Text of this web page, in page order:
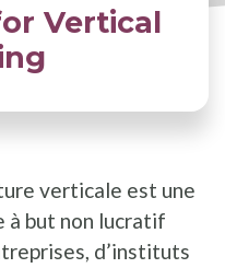
Vertical
verticale est une
à but non lucratif
d’instituts